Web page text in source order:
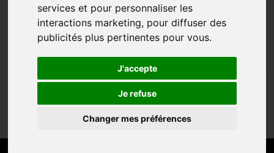
services et pour personnaliser les
interactions marketing, pour diffuser des
publicités plus pertinentes pour vous.
J'accepte
Je refuse
Changer mes préférences
PHOTOS
HUILE
Créer une alerte